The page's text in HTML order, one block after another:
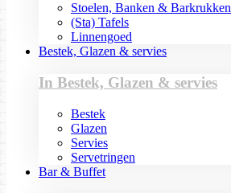
Stoelen, Banken & Barkrukken
(Sta) Tafels
Linnengoed
Bestek, Glazen & servies
In Bestek, Glazen & servies
Bestek
Glazen
Servies
Servetringen
Bar & Buffet